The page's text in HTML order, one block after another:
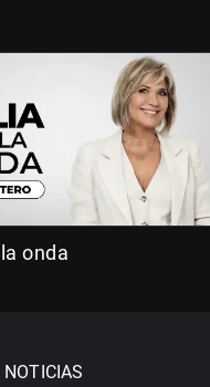
onda
NOTICIAS